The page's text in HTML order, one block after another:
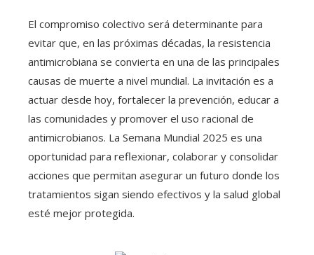
El compromiso colectivo será determinante para
evitar que, en las próximas décadas, la resistencia
antimicrobiana se convierta en una de las principales
causas de muerte a nivel mundial. La invitación es a
actuar desde hoy, fortalecer la prevención, educar a
las comunidades y promover el uso racional de
antimicrobianos. La Semana Mundial 2025 es una
oportunidad para reflexionar, colaborar y consolidar
acciones que permitan asegurar un futuro donde los
tratamientos sigan siendo efectivos y la salud global
esté mejor protegida.